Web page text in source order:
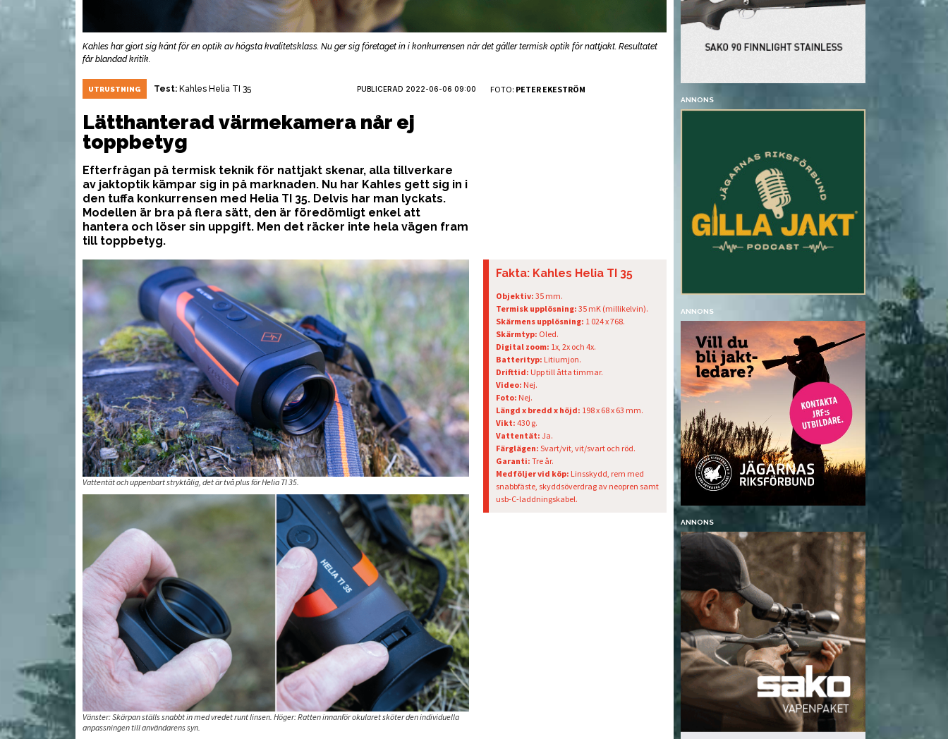
Kahles har gjort sig känt för en optik av högsta kvalitetsklass. Nu ger sig företaget in i konkurrensen när det gäller termisk optik för nattjakt. Resultatet
får blandad kritik.
UTRUSTNING Test: Kahles Helia TI 35 PUBLICERAD 2022-06-06 09:00 FOTO: PETER EKESTRÖM
Lätthanterad värmekamera når ej
toppbetyg
Efterfrågan på termisk teknik för nattjakt skenar, alla tillverkare
av jaktoptik kämpar sig in på marknaden. Nu har Kahles gett sig in i
den tuffa konkurrensen med Helia TI 35. Delvis har man lyckats.
Modellen är bra på flera sätt, den är föredömligt enkel att
hantera och löser sin uppgift. Men det räcker inte hela vägen fram
till toppbetyg.
Vattentät och uppenbart stryktålig, det är två plus för Helia TI 35.
Vänster: Skärpan ställs snabbt in med vredet runt linsen. Höger: Ratten innanför okularet sköter den individuella
anpassningen till användarens syn.
Fakta: Kahles Helia TI 35
Objektiv: 35 mm.
Termisk upplösning: 35 mK (millikelvin).
Skärmens upplösning: 1 024 x 768.
Skärmtyp: Oled.
Digital zoom: 1x, 2x och 4x.
Batterityp: Litiumjon.
Drifttid: Upp till åtta timmar.
Video: Nej.
Foto: Nej.
Längd x bredd x höjd: 198 x 68 x 63 mm.
Vikt: 430 g.
Vattentät: Ja.
Färglägen: Svart/vit, vit/svart och röd.
Garanti: Tre år.
Medföljer vid köp: Linsskydd, rem med
snabbfäste, skyddsöverdrag av neopren samt
usb-C-laddningskabel.
ANNONS
ANNONS
ANNONS